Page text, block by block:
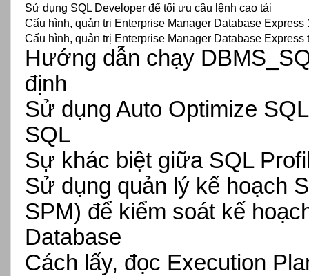
Sử dụng SQL Developer để tối ưu câu lệnh cao tải
Cấu hình, quản trị Enterprise Manager Database
Cấu hình, quản trị Enterprise Manager Database Express
Hướng dẫn chạy
định
Sử dụng Auto Optimize
SQL
Sự khác biệt giữa SQL
Sử dụng quản lý kế hoạch
SPM) để kiểm soát kế
Database
Cách lấy, đọc Execution